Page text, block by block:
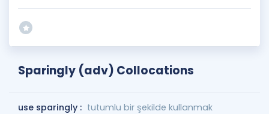
Sparingly (adv) Collocations
use sparingly : tutumlu bir şekilde kullanmak